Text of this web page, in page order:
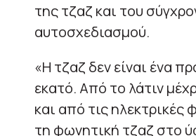
της τζαζ και του
αυτοσχεδιασμού.
«Η τζαζ δεν είναι ένα
εκατό. Από το λάτιν
και από τις ηλεκτρικές
τη φωνητική τζαζ στο